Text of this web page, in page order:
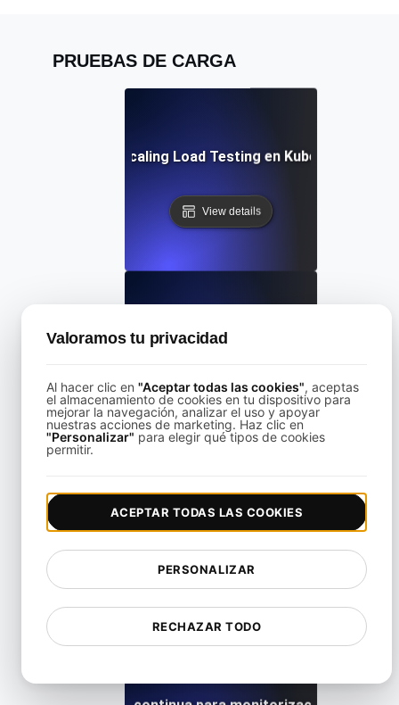
PRUEBAS DE CARGA
Auto-Scaling Load Testing en Kubernetes
View details
de pruebas de carga de escalabilidad con
View details
Cloud Function Cold Start Load Testing
View details
Valoramos tu privacidad
Al hacer clic en "Aceptar todas las cookies", aceptas
el almacenamiento de cookies en tu dispositivo para
mejorar la navegación, analizar el uso y apoyar
nuestras acciones de marketing. Haz clic en
"Personalizar" para elegir qué tipos de cookies
permitir.
RECHAZAR TODO
PERSONALIZAR
ACEPTAR TODAS LAS COOKIES